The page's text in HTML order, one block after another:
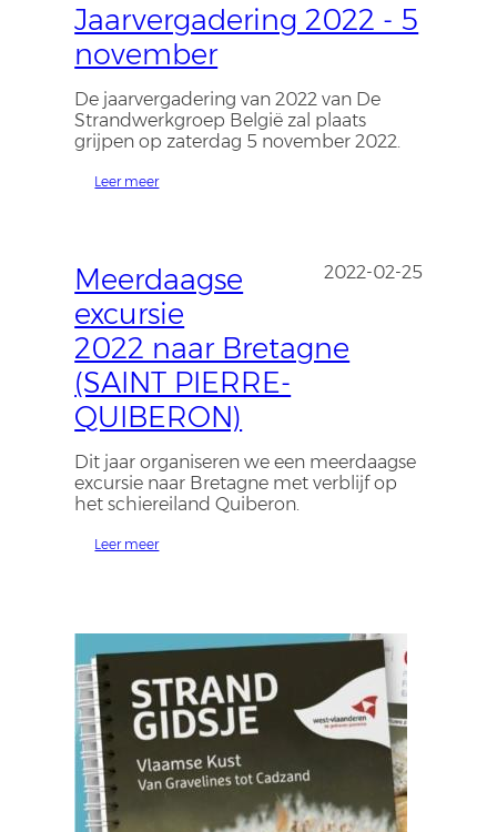
Jaarvergadering 2022 - 5
november
De jaarvergadering van 2022 van De
Strandwerkgroep België zal plaats
grijpen op zaterdag 5 november 2022.
Leer meer
2022-02-25
Meerdaagse
excursie
2022 naar Bretagne
(SAINT PIERRE-
QUIBERON)
Dit jaar organiseren we een meerdaagse
excursie naar Bretagne met verblijf op
het schiereiland Quiberon.
Leer meer